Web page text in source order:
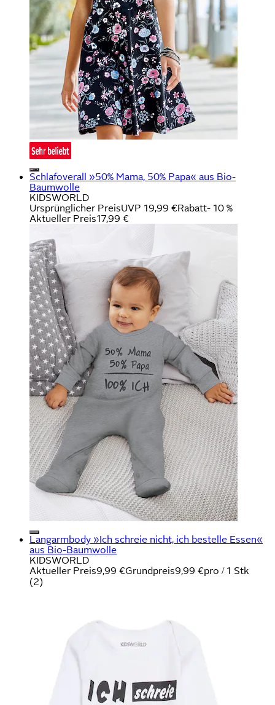
Schlafoverall »50% Mama, 50% Papa« aus Bio-
Baumwolle
KIDSWORLD
Ursprünglicher PreisUVP 19,99 €Rabatt- 10 %
Aktueller Preis17,99 €
Langarmbody »Ich schreie nicht, ich bestelle Essen«
aus Bio-Baumwolle
KIDSWORLD
Aktueller Preis9,99 €Grundpreis9,99 €pro / 1 Stk
(2)